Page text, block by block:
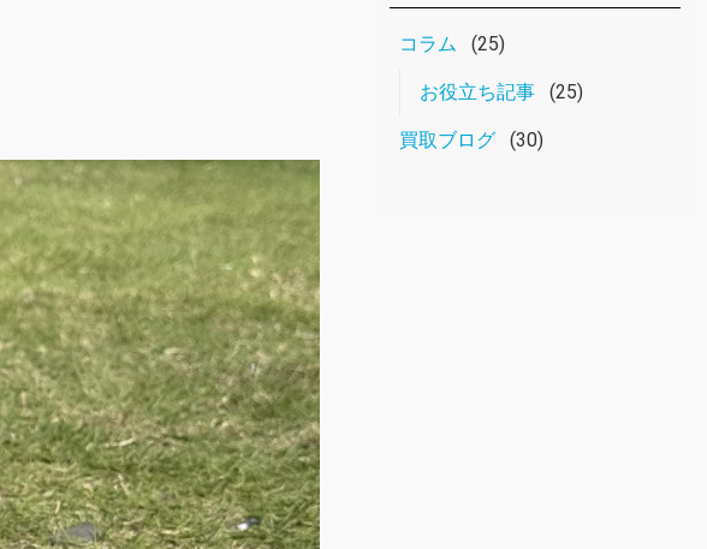
コラム (25)
お役立ち記事 (25)
買取ブログ (30)